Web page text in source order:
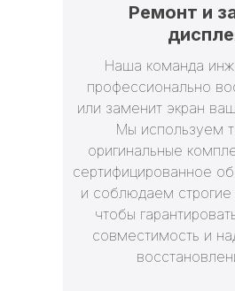
Наша команда
профессионально
или заменит экран
Мы используем
оригинальные
сертифицированное
и соблюдаем строгие
чтобы
совместимость и
Ремонт и